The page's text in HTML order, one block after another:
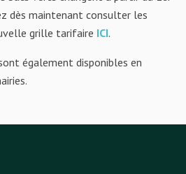
dès maintenant consulter les
grille tarifaire ICI.
également disponibles en